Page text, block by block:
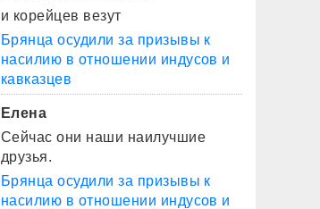
и корейцев везут
Брянца осудили за призывы к
насилию в отношении индусов и
кавказцев
Елена
Сейчас они наши наилучшие
друзья.
Брянца осудили за призывы к
насилию в отношении индусов и